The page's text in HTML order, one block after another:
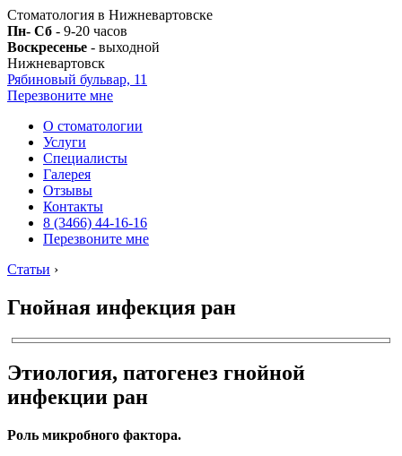
Стоматология в Нижневартовске
Пн- Сб - 9-20 часов
Воскресенье - выходной
Нижневартовск
Рябиновый бульвар, 11
Перезвоните мне
О стоматологии
Услуги
Специалисты
Галерея
Отзывы
Контакты
8 (3466) 44-16-16
Перезвоните мне
Статьи ›
Гнойная инфекция ран
Этиология, патогенез гнойной
инфекции ран
Роль микробного фактора.